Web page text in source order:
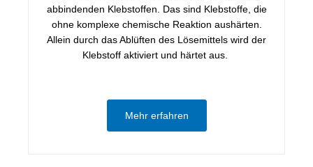
abbindenden Klebstoffen. Das sind Klebstoffe, die
ohne komplexe chemische Reaktion aushärten.
Allein durch das Ablüften des Lösemittels wird der
Klebstoff aktiviert und härtet aus.
Mehr erfahren